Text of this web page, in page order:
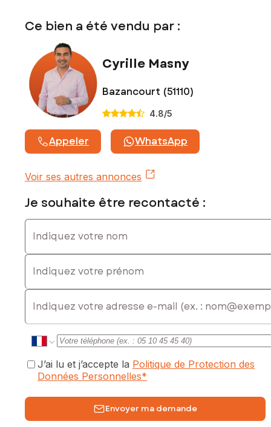
Ce bien a été vendu par :
Cyrille Masny
Bazancourt (51110)
4.8/5
Appeler WhatsApp
Voir ses autres annonces
Je souhaite être recontacté :
Indiquez votre nom
Indiquez votre prénom
E-mail
J’ai lu et j’accepte la Politique de Protection des
Données Personnelles*
Envoyer ma demande